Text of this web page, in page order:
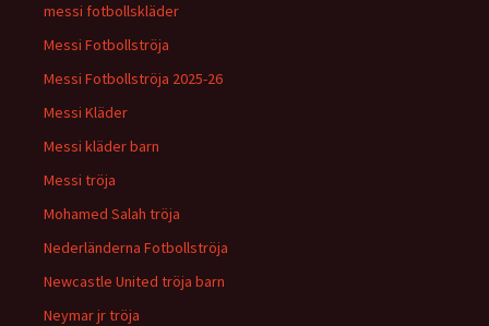
messi fotbollskläder
Messi Fotbollströja
Messi Fotbollströja 2025-26
Messi Kläder
Messi kläder barn
Messi tröja
Mohamed Salah tröja
Nederländerna Fotbollströja
Newcastle United tröja barn
Neymar jr tröja